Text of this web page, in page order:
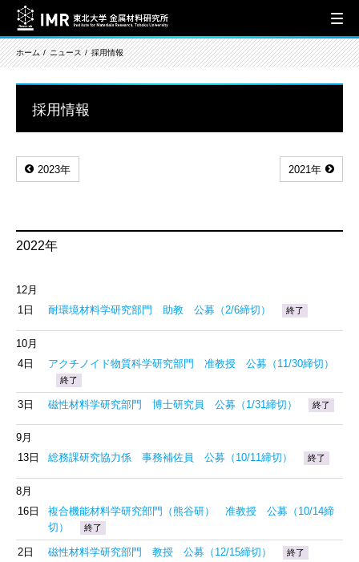
ホーム ニュース 採用情報
採用情報
2023年 2021年
2022年
12月
1日
耐環境材料学研究部門 助教 公募（2/6締切） 終了
10月
4日
アクチノイド物質科学研究部門 准教授 公募（11/30締切）
終了
3日 磁性材料学研究部門 博士研究員 公募（1/31締切） 終了
9月
13日
総務課研究協力係 事務補佐員 公募（10/11締切） 終了
8月
16日
複合機能材料学研究部門（熊谷研） 准教授 公募（10/14締
切）
終了
2日 磁性材料学研究部門 教授 公募（12/15締切） 終了